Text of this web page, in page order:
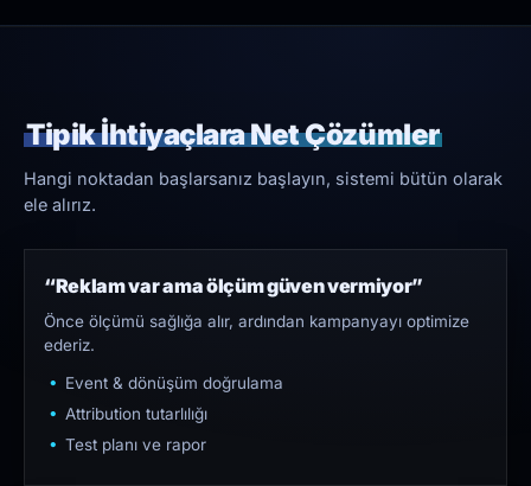
Tipik İhtiyaçlara Net Çözümler
Hangi noktadan başlarsanız başlayın, sistemi bütün olarak
ele alırız.
“Reklam var ama ölçüm güven vermiyor”
Önce ölçümü sağlığa alır, ardından kampanyayı optimize
ederiz.
Event & dönüşüm doğrulama
Attribution tutarlılığı
Test planı ve rapor